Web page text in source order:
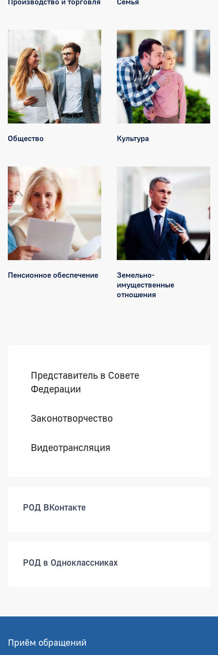
Общество Культура
Пенсионное обеспечение
Земельно-
имущественные
отношения
Представитель в Совете
Федерации
Законотворчество
Видеотрансляция
РОД ВКонтакте
РОД в Одноклассниках
Приём обращений